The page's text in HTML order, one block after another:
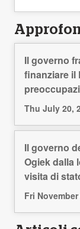
Il governo
finanziare il
Thu July 20,
Il governo
Ogiek dalla
visita di
Fri November